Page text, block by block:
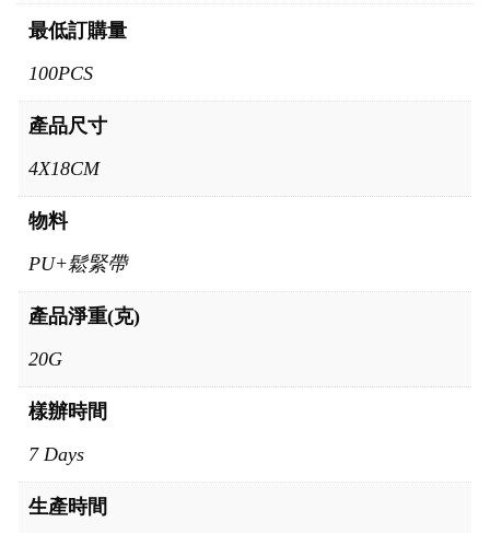
最低訂購量
100PCS
產品尺寸
4X18CM
物料
PU+鬆緊帶
產品淨重(克)
20G
樣辦時間
7 Days
生產時間